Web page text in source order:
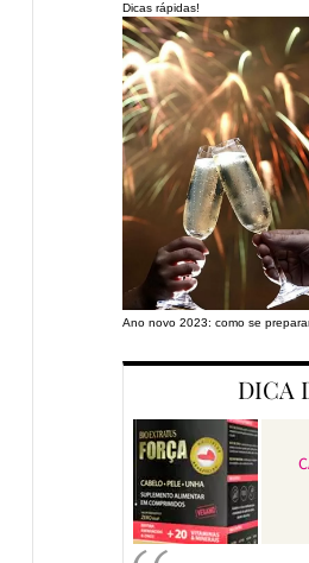
Dicas rápidas!
Ano novo 2023: como se
DICA